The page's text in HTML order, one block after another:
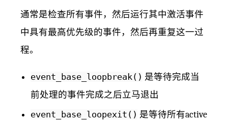
通常是检查所有事件，然后运行其中激活事件
中具有最高优先级的事件，然后再重复这一过
程。
event_base_loopbreak() 是等待完成当
前处理的事件完成之后立马退出
event_base_loopexit() 是等待所有active